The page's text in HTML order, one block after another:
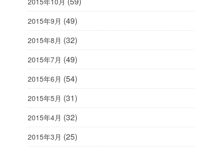
2015年9月 (49)
2015年8月 (32)
2015年7月 (49)
2015年6月 (54)
2015年5月 (31)
2015年4月 (32)
2015年3月 (25)